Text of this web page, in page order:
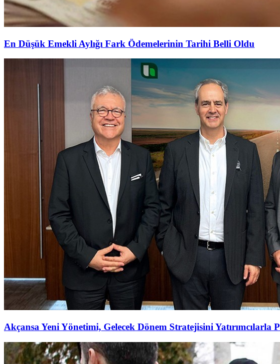
En Düşük Emekli Aylığı Fark Ödemelerinin Tarihi Belli Oldu
Akçansa Yeni Yönetimi, Gelecek Dönem Stratejisini Yatırımcılarla